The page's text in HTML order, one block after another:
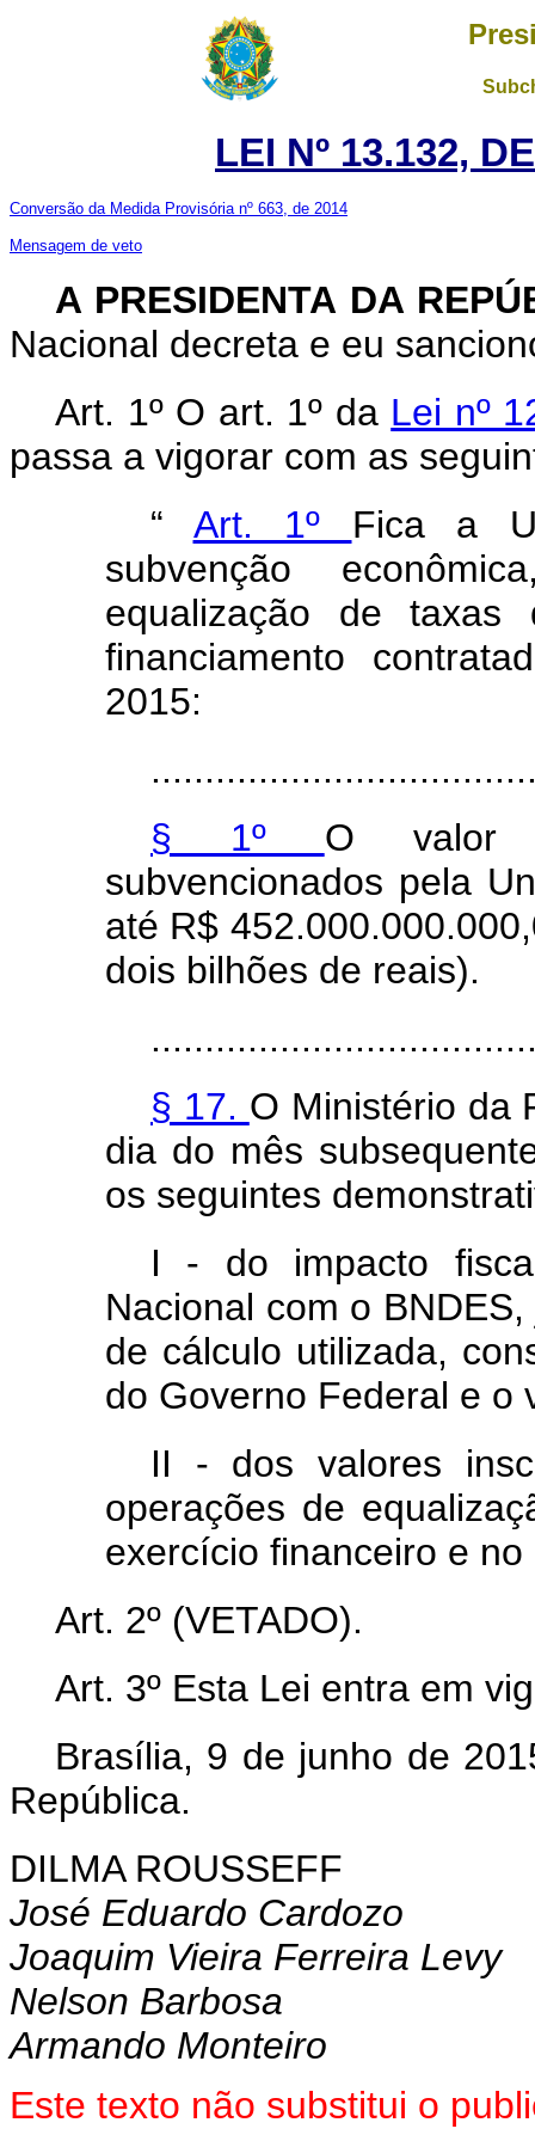
LEI Nº 13.132,
Conversão da Medida Provisória nº 663, de 2014
Mensagem de veto
A PRESIDENTA DA
Nacional decreta e eu
Art. 1º O art. 1º da Lei nº
passa a vigorar com as
“ Art. 1º Fica a
subvenção
equalização de
financiamento
2015:
§ 1º O valor
subvencionados pela
até R$
dois bilhões de reais).
§ 17. O Ministério da
dia do mês
os seguintes
I - do impacto
Nacional com o
de cálculo utilizada,
do Governo Federal e o
II - dos valores
operações de
exercício financeiro e
Art. 2º (VETADO).
Art. 3º Esta Lei entra em
Brasília, 9 de junho de
República.
DILMA ROUSSEFF
José Eduardo Cardozo
Joaquim Vieira Ferreira Levy
Nelson Barbosa
Armando Monteiro
Este texto não substitui o